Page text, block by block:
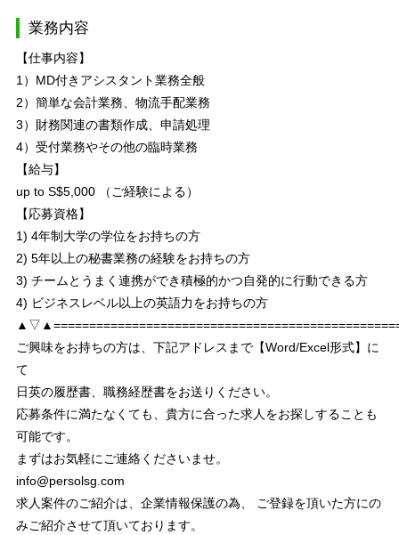
業務内容
【仕事内容】
1）MD付きアシスタント業務全般
2）簡単な会計業務、物流手配業務
3）財務関連の書類作成、申請処理
4）受付業務やその他の臨時業務
【給与】
up to S$5,000 （ご経験による）
【応募資格】
1) 4年制大学の学位をお持ちの方
2) 5年以上の秘書業務の経験をお持ちの方
3) チームとうまく連携ができ積極的かつ自発的に行動できる方
4) ビジネスレベル以上の英語力をお持ちの方
ご興味をお持ちの方は、下記アドレスまで【Word/Excel形式】に
て
日英の履歴書、職務経歴書をお送りください。
応募条件に満たなくても、貴方に合った求人をお探しすることも
可能です。
まずはお気軽にご連絡くださいませ。
info@persolsg.com
求人案件のご紹介は、企業情報保護の為、 ご登録を頂いた方にの
みご紹介させて頂いております。